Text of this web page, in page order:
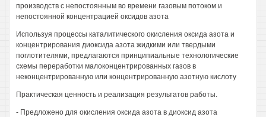
производств с непостоянным во времени газовым потоком и
непостоянной концентрацией оксидов азота
Используя процессы каталитического окисления оксида азота и
концентрирования диоксида азота жидкими или твердыми
поглотителями, предлагаются принципиальные технологические
схемы переработки малоконцентрированных газов в
неконцентрированную или концентрированную азотную кислоту
Практическая ценность и реализация результатов работы.
- Предложено для окисления оксида азота в диоксид азота